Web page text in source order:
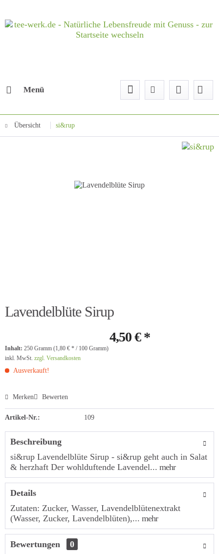
Menü
Übersicht si&rup
Lavendelblüte Sirup
4,50 € *
Inhalt: 250 Gramm (1,80 € * / 100 Gramm)
inkl. MwSt. zzgl. Versandkosten
Ausverkauft!
Merken Bewerten
Artikel-Nr.: 109
Beschreibung
si&rup Lavendelblüte Sirup - si&rup geht auch in Salat
& herzhaft Der wohlduftende Lavendel... mehr
Details
Zutaten: Zucker, Wasser, Lavendelblütenextrakt
(Wasser, Zucker, Lavendelblüten),... mehr
Bewertungen
0